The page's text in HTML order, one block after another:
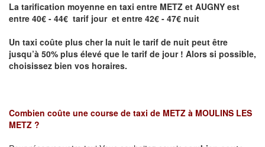
La tarification moyenne en taxi entre METZ et AUGNY est
entre 40€ - 44€ tarif jour et entre 42€ - 47€ nuit
Un taxi coûte plus cher la nuit le tarif de nuit peut être
jusqu’à 50% plus élevé que le tarif de jour ! Alors si possible,
choisissez bien vos horaires.
Combien coûte une course de taxi de METZ à MOULINS LES
METZ ?